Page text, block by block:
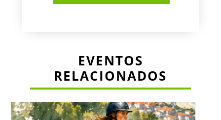
EVENTOS
RELACIONADOS